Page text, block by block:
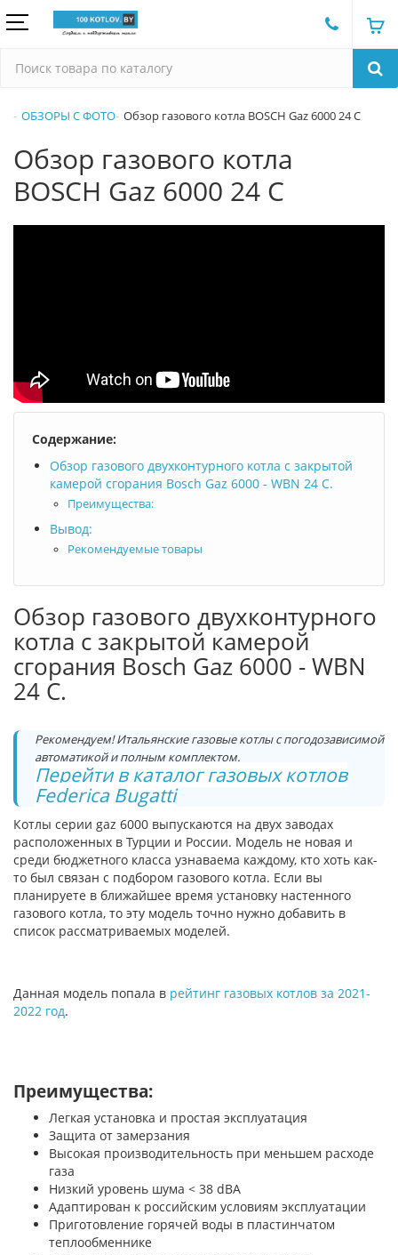
ОБЗОРЫ С ФОТО Обзор газового котла BOSCH Gaz 6000 24 C
Обзор газового котла
BOSCH Gaz 6000 24 C
Содержание:
Обзор газового двухконтурного котла с закрытой
камерой сгорания Bosch Gaz 6000 - WBN 24 C.
Преимущества:
Вывод:
Рекомендуемые товары
Обзор газового двухконтурного
котла с закрытой камерой
сгорания Bosch Gaz 6000 - WBN
24 C.
Рекомендуем! Итальянские газовые котлы с погодозависимой
автоматикой и полным комплектом.
Перейти в каталог газовых котлов
Federica Bugatti
Котлы серии gaz 6000 выпускаются на двух заводах
расположенных в Турции и России. Модель не новая и
среди бюджетного класса узнаваема каждому, кто хоть как-
то был связан с подбором газового котла. Если вы
планируете в ближайшее время установку настенного
газового котла, то эту модель точно нужно добавить в
список рассматриваемых моделей.
Данная модель попала в рейтинг газовых котлов за 2021-
2022 год.
Преимущества:
Легкая установка и простая эксплуатация
Защита от замерзания
Высокая производительность при меньшем расходе
газа
Низкий уровень шума < 38 dBA
Адаптирован к российским условиям эксплуатации
Приготовление горячей воды в пластинчатом
теплообменнике